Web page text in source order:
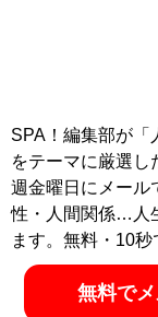
SPA！編集部が「
をテーマに厳選し
週金曜日にメール
性・人間関係…人
ます。無料・10秒
無料で